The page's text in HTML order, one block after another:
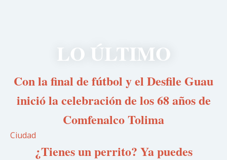
LO ÚLTIMO
Con la final de fútbol y el Desfile Guau
inició la celebración de los 68 años de
Comfenalco Tolima
Ciudad
¿Tienes un perrito? Ya puedes